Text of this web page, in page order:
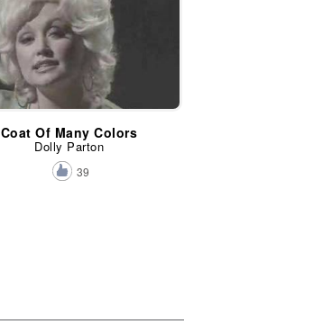
Coat Of Many Colors
Dolly Parton
39